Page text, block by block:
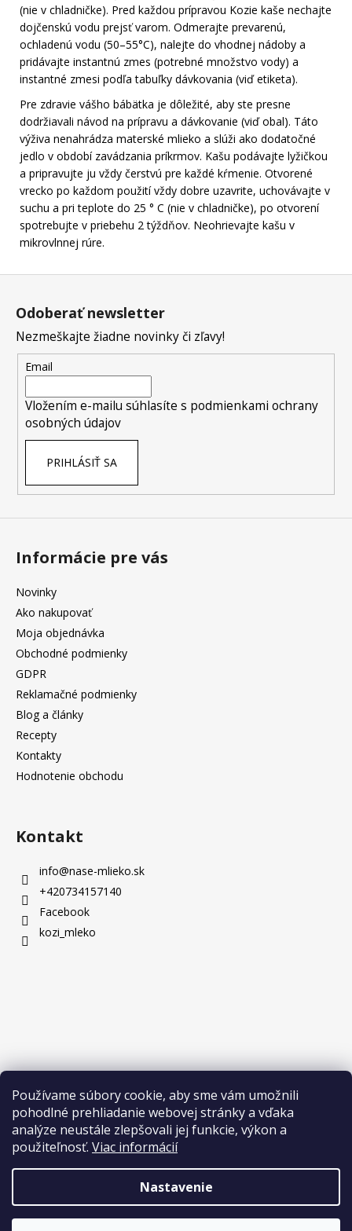
Používame súbory cookie, aby sme vám umožnili
pohodlné prehliadanie webovej stránky a vďaka
analýze neustále zlepšovali jej funkcie, výkon a
použiteľnosť. Viac informácií
Nastavenie
(nie v chladničke). Pred každou prípravou Kozie kaše nechajte
dojčenskú vodu prejsť varom. Odmerajte prevarenú,
ochladenú vodu (50–55°C), nalejte do vhodnej nádoby a
pridávajte instantnú zmes (potrebné množstvo vody) a
instantné zmesi podľa tabuľky dávkovania (viď etiketa).
Pre zdravie vášho bábätka je dôležité, aby ste presne
dodržiavali návod na prípravu a dávkovanie (viď obal). Táto
výživa nenahrádza materské mlieko a slúži ako dodatočné
jedlo v období zavádzania príkrmov. Kašu podávajte lyžičkou
a pripravujte ju vždy čerstvú pre každé kŕmenie. Otvorené
vrecko po každom použití vždy dobre uzavrite, uchovávajte v
suchu a pri teplote do 25 ° C (nie v chladničke), po otvorení
spotrebujte v priebehu 2 týždňov. Neohrievajte kašu v
mikrovlnnej rúre.
Odoberať newsletter
Nezmeškajte žiadne novinky či zľavy!
Email
Vložením e-mailu súhlasíte s podmienkami ochrany
osobných údajov
PRIHLÁSIŤ SA
Informácie pre vás
Novinky
Ako nakupovať
Moja objednávka
Obchodné podmienky
GDPR
Reklamačné podmienky
Blog a články
Recepty
Kontakty
Hodnotenie obchodu
Kontakt
info@nase-mlieko.sk
+420734157140
Facebook
kozi_mleko
Vytvoril Shoptet
Copyright 2026Naše Mlieko. Všetky práva vyhradené.Upraviť